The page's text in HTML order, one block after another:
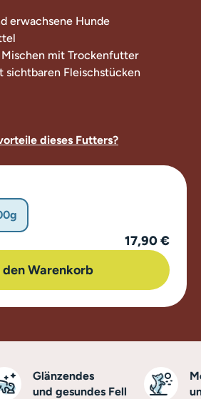
erwachsene Hunde
mit Trockenfutter
sichtbaren Fleischstücken
dieses Futters?
17,90 €
den Warenkorb
Glänzendes
und gesundes Fell